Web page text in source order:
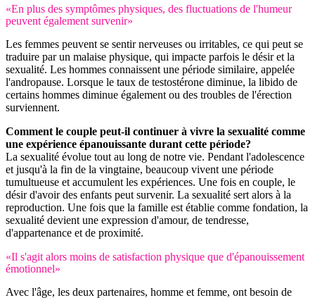
«En plus des symptômes physiques, des fluctuations de l'humeur
peuvent également survenir»
Les femmes peuvent se sentir nerveuses ou irritables, ce qui peut se
traduire par un malaise physique, qui impacte parfois le désir et la
sexualité. Les hommes connaissent une période similaire, appelée
l'andropause. Lorsque le taux de testostérone diminue, la libido de
certains hommes diminue également ou des troubles de l'érection
surviennent.
Comment le couple peut-il continuer à vivre la sexualité comme
une expérience épanouissante durant cette période?
La sexualité évolue tout au long de notre vie. Pendant l'adolescence
et jusqu'à la fin de la vingtaine, beaucoup vivent une période
tumultueuse et accumulent les expériences. Une fois en couple, le
désir d'avoir des enfants peut survenir. La sexualité sert alors à la
reproduction. Une fois que la famille est établie comme fondation, la
sexualité devient une expression d'amour, de tendresse,
d'appartenance et de proximité.
«Il s'agit alors moins de satisfaction physique que d'épanouissement
émotionnel»
Avec l'âge, les deux partenaires, homme et femme, ont besoin de